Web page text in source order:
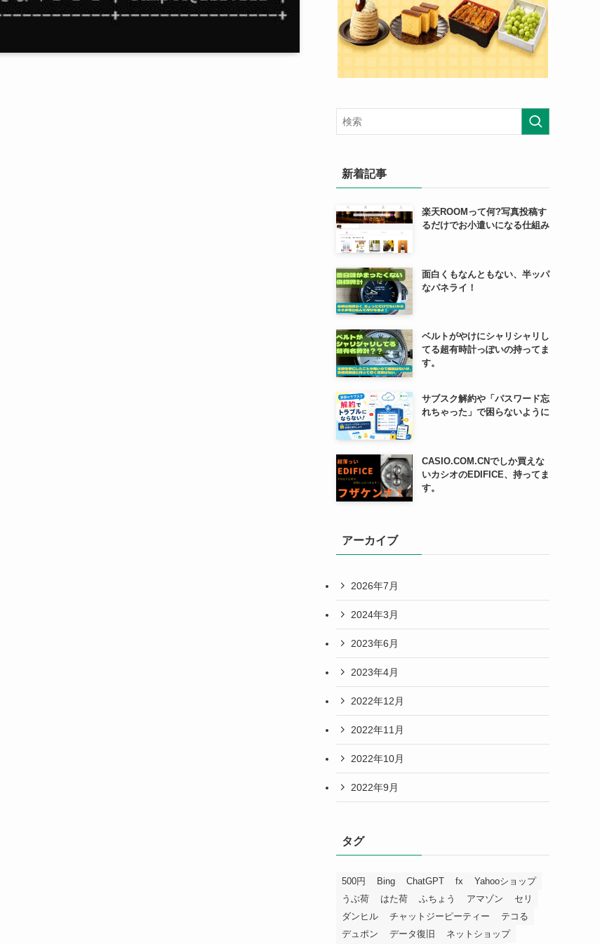
新着記事
楽天ROOMって何?写真投稿す
るだけでお小遣いになる仕組み
面白くもなんともない、半ッパ
なパネライ！
ベルトがやけにシャリシャリし
てる超有時計っぽいの持ってま
す。
サブスク解約や「パスワード忘
れちゃった」で困らないように
CASIO.COM.CNでしか買えな
いカシオのEDIFICE、持ってま
す。
アーカイブ
2026年7月
2024年3月
2023年6月
2023年4月
2022年12月
2022年11月
2022年10月
2022年9月
タグ
500円 Bing ChatGPT fx
Yahooショップ
うぶ荷
はた荷 ふちょう アマゾン
セリ
ダンヒル
チャットジーピーティー
テコる
デュポン
データ復旧 ネットショップ